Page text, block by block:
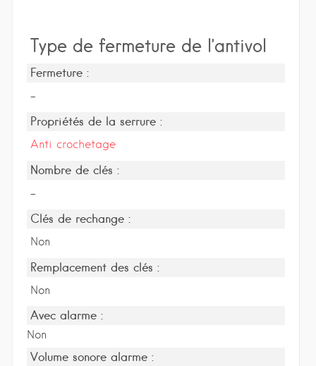
Type de fermeture de l’antivol
Fermeture :
-
Propriétés de la serrure :
Anti crochetage
Nombre de clés :
-
Clés de rechange :
Non
Remplacement des clés :
Non
Avec alarme :
Non
Volume sonore alarme :